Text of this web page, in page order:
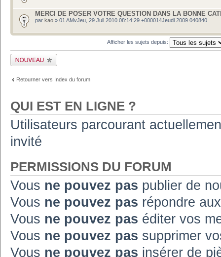
MERCI DE POSER VOTRE QUESTION DANS LA BONNE
par kao » 01 AMvJeu, 29 Juil 2010 08:14:29 +000014Jeudi 2009 040840
Afficher les sujets depuis:
Publier un nouveau
sujet
Retourner vers Index du forum
QUI EST EN LIGNE ?
Utilisateurs parcourant
invité
PERMISSIONS DU FORUM
Vous ne pouvez pas publier de
Vous ne pouvez pas répondre
Vous ne pouvez pas éditer vos
Vous ne pouvez pas supprimer
Vous ne pouvez pas insérer de